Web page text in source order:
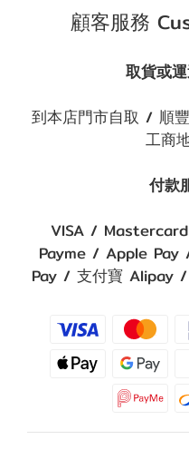
顧客服務
取貨或
到本店門市自取 / 順
工商
付款
VISA /
Payme / Apple Pay
Pay / 支付寶 Alipay